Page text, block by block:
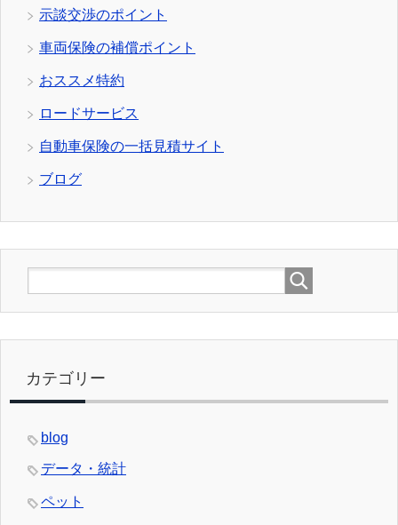
示談交渉のポイント
車両保険の補償ポイント
おススメ特約
ロードサービス
自動車保険の一括見積サイト
ブログ
カテゴリー
blog
データ・統計
ペット